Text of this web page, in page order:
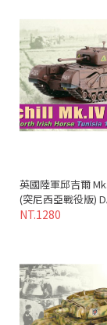
英國陸軍邱吉爾
(突尼西亞戰役版)
NT.1280